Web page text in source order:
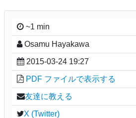
~1 min
Osamu Hayakawa
2015-03-24 19:27
PDF ファイルで表示する
友達に教える
X (Twitter)